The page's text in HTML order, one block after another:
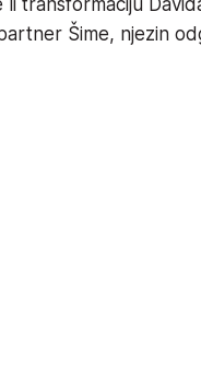
li transformaciju
Šime, njezin